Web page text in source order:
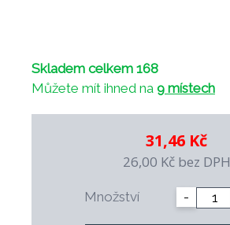
Skladem celkem 168
Můžete mít ihned na 9 místech
31,46 Kč
26,00 Kč bez DPH
Množství -